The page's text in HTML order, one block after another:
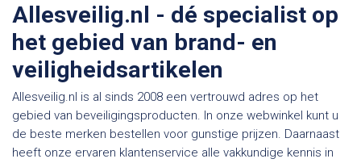
Allesveilig.nl - dé specialist op
het gebied van brand- en
veiligheidsartikelen
Allesveilig.nl is al sinds 2008 een vertrouwd adres op het
gebied van beveiligingsproducten. In onze webwinkel kunt u
de beste merken bestellen voor gunstige prijzen. Daarnaast
heeft onze ervaren klantenservice alle vakkundige kennis in